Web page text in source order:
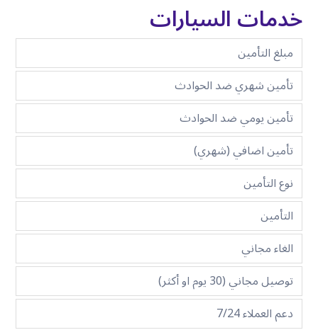
خدمات السيارات
مبلغ التأمين
تأمين شهري ضد الحوادث
تأمين يومي ضد الحوادث
تأمين اضافي (شهري)
نوع التأمين
التأمين
الغاء مجاني
توصيل مجاني (30 يوم او أكثر)
دعم العملاء 7/24